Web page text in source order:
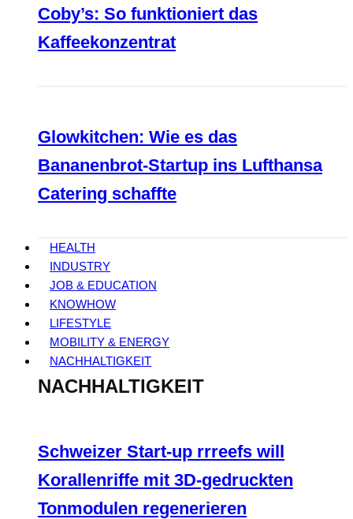
Coby’s: So funktioniert das
Kaffeekonzentrat
Glowkitchen: Wie es das
Bananenbrot-Startup ins Lufthansa
Catering schaffte
HEALTH
INDUSTRY
JOB & EDUCATION
KNOWHOW
LIFESTYLE
MOBILITY & ENERGY
NACHHALTIGKEIT
NACHHALTIGKEIT
Schweizer Start-up rrreefs will
Korallenriffe mit 3D-gedruckten
Tonmodulen regenerieren